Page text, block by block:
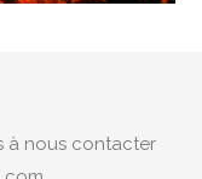
à nous contacter